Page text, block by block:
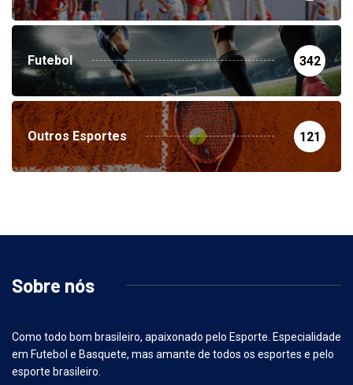
Futebol 342
Outros Esportes 121
Sobre nós
Como todo bom brasileiro, apaixonado pelo Esporte. Especialidade
em Futebol e Basquete, mas amante de todos os esportes e pelo
esporte brasileiro.